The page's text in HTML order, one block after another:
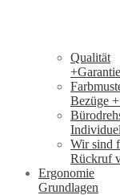
Qualität
+Garantie
Bezüge
Wir sind
Rückruf
Ergonomie
Grundlagen